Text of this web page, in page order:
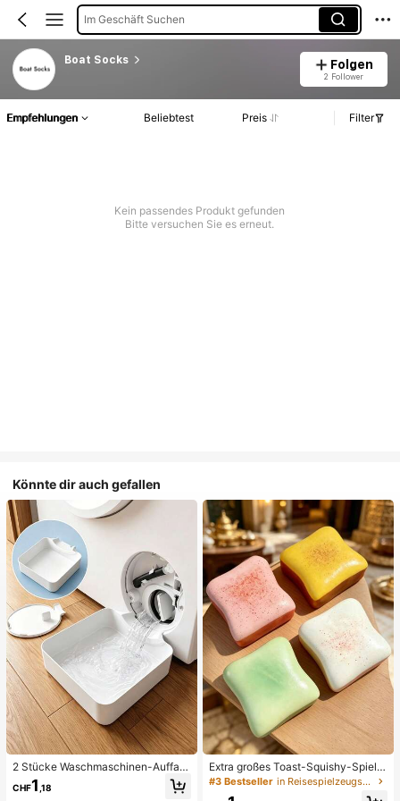
Im Geschäft Suchen
Boat Socks Folgen
2 Follower
Empfehlungen Beliebtest Preis Filter
Kein passendes Produkt gefunden
Bitte versuchen Sie es erneut.
Könnte dir auch gefallen
2 Stücke Waschmaschinen-Auffan
gwanne Tropfschale, wasserdichte
Bodenschutzmatte für Waschraum,
CHF1 ,18
Extra großes Toast-Squishy-Spielz
eug, superweiches Buttertoast-Stre
ssabbau-Drückspielzeug, erhältlich
#3 Bestseller in Reisespielzeugset Quetschspielzeug für Teenager